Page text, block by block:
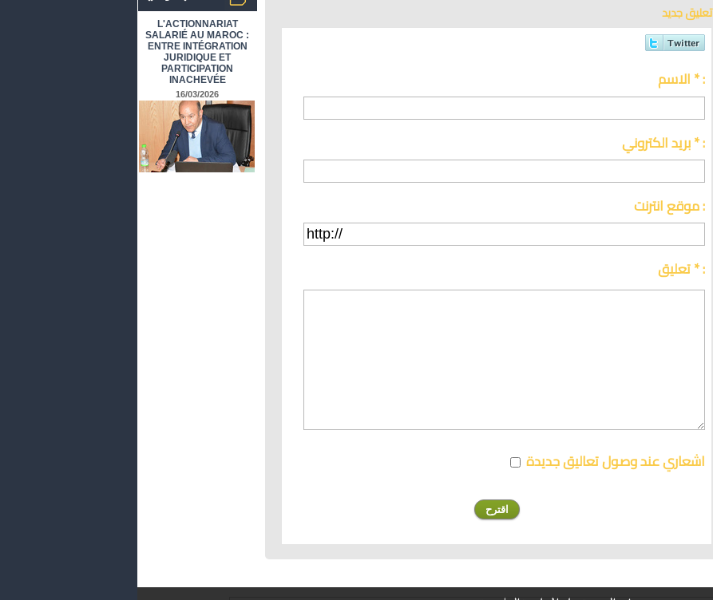
L'ACTIONNARIAT
SALARIÉ AU MAROC :
ENTRE INTÉGRATION
JURIDIQUE ET
PARTICIPATION
INACHEVÉE
16/03/2026
تعليق جديد
الاسم * :
بريد الكتروني * :
موقع انترنت :
تعليق * :
اشعاري عند وصول تعاليق جديدة